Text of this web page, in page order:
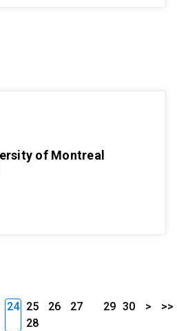
of Montreal
24 25 26
27
28
29 30 > >>